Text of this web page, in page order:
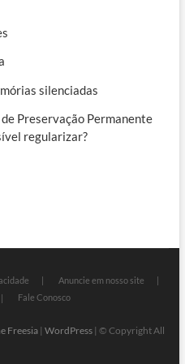
silenciadas
Preservação Permanente
regularizar?
Anuncie em nosso site
Fale Conosco
Freesia| WordPress| © Copyright All